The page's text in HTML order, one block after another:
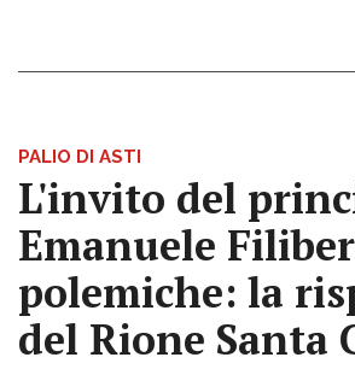
PALIO DI ASTI
L'invito del
Emanuele
polemiche: la
del Rione Santa